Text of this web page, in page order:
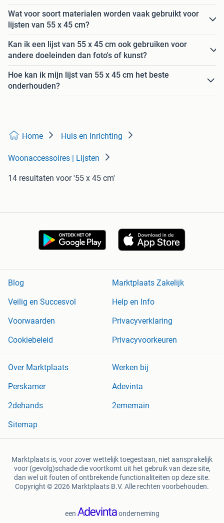
Wat voor soort materialen worden vaak gebruikt voor
lijsten van 55 x 45 cm?
Kan ik een lijst van 55 x 45 cm ook gebruiken voor
andere doeleinden dan foto's of kunst?
Hoe kan ik mijn lijst van 55 x 45 cm het beste
onderhouden?
Home Huis en Inrichting
Woonaccessoires | Lijsten
14 resultaten voor '55 x 45 cm'
Blog
Marktplaats Zakelijk
Veilig en Succesvol
Help en Info
Voorwaarden
Privacyverklaring
Cookiebeleid
Privacyvoorkeuren
Over Marktplaats
Werken bij
Perskamer
Adevinta
2dehands
2ememain
Sitemap
Marktplaats is, voor zover wettelijk toegestaan, niet aansprakelijk
voor (gevolg)schade die voortkomt uit het gebruik van deze site,
dan wel uit fouten of ontbrekende functionaliteiten op deze site.
Copyright © 2026 Marktplaats B.V. Alle rechten voorbehouden.
een onderneming